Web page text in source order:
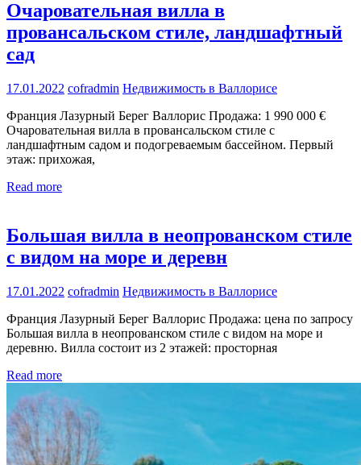
Очаровательная вилла в
провансальском стиле, ландшафтный
сад
17.01.2022 cofradmin Недвижимость в Валлорисе
Франция Лазурный Берег Валлорис Продажа: 1 990 000 €
Очаровательная вилла в провансальском стиле с
ландшафтным садом и подогреваемым бассейном. Первый
этаж: прихожая,
Read more
Большая вилла в неопрованском стиле
с видом на море и деревн
17.01.2022 cofradmin Недвижимость в Валлорисе
Франция Лазурный Берег Валлорис Продажа: цена по запросу
Большая вилла в неопрованском стиле с видом на море и
деревню. Вилла состоит из 2 этажей: просторная
Read more